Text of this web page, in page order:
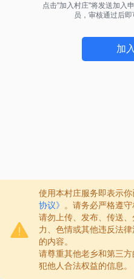
点击"加入村庄"将发送加入
员，审核通过后
加
使用本村庄服务即表示
协议》
。请务必严格遵守
请勿上传、发布、传送
力、色情或其他违反法
的内容。
请尊重其他老乡和第三
犯他人合法权益的信息。